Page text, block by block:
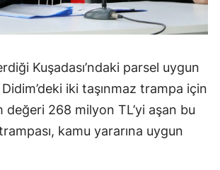
Kuşadası’ndaki parsel uygun
iki taşınmaz trampa için
değeri 268 milyon TL’yi aşan bu
kamu yararına uygun